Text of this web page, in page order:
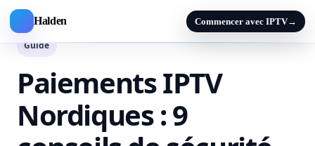
Halden Commencer avec IPTV→
Guide
Paiements IPTV
Nordiques : 9